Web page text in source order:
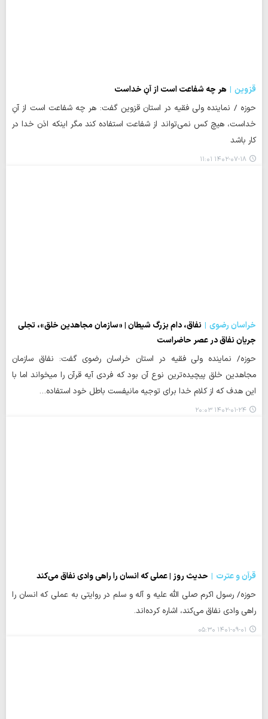
قزوین
هر چه شفاعت است از آنِ خداست
حوزه / نماینده ولی فقیه در استان قزوین گفت: هر چه شفاعت است از آنِ
خداست، هیچ کس نمی‌تواند از شفاعت استفاده کند مگر اینکه اذن خدا در
کار باشد
۱۴۰۲-۰۷-۱۸ ۱۱:۰۱
خراسان رضوی
نفاق، دام بزرگ شیطان | «سازمان مجاهدین خلق»، تجلی
جریان نفاق در عصر حاضراست
حوزه/ نماینده ولی فقیه در استان خراسان رضوی گفت: نفاق سازمان
مجاهدین خلق پیچیده‌ترین نوع آن بود که فردی آیه قرآن را می‎خواند اما با
این هدف که از کلام خدا برای توجیه مانیفست باطل خود استفاده…
۱۴۰۲-۰۱-۲۴ ۲۰:۰۳
قرآن و عترت
حدیث روز | عملی که انسان را راهی وادی نفاق می‌کند
حوزه/ رسول اکرم صلی الله علیه و آله و سلم در روایتی به عملی که انسان را
راهی وادی نفاق می‌کند، اشاره کرده‌اند.
۱۴۰۱-۰۹-۰۱ ۰۵:۳۰